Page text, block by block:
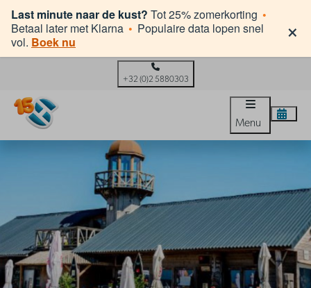
Last minute naar de kust? Tot 25% zomerkorting •
Betaal later met Klarna • Populaire data lopen snel
vol. Boek nu ×
+32 (0)2 5880303
Menu